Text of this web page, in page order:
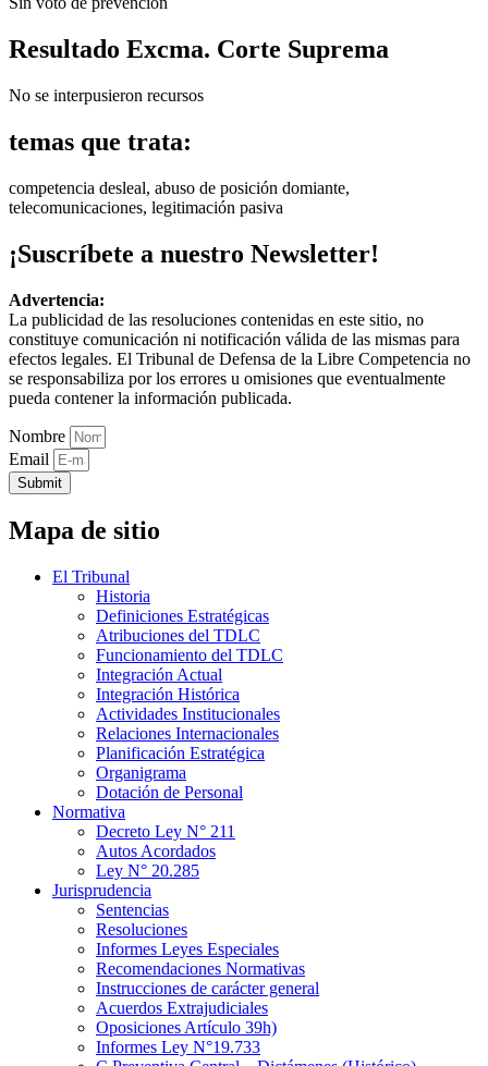
Resultado Excma. Corte Suprema
No se interpusieron recursos
temas que trata:
competencia desleal, abuso de posición domiante,
telecomunicaciones, legitimación pasiva
¡Suscríbete a nuestro Newsletter!
Advertencia:
La publicidad de las resoluciones contenidas en este sitio, no
constituye comunicación ni notificación válida de las mismas para
efectos legales. El Tribunal de Defensa de la Libre Competencia no
se responsabiliza por los errores u omisiones que eventualmente
pueda contener la información publicada.
Nombre
Email
Submit
Mapa de sitio
El Tribunal
Historia
Definiciones Estratégicas
Atribuciones del TDLC
Funcionamiento del TDLC
Integración Actual
Integración Histórica
Actividades Institucionales
Relaciones Internacionales
Planificación Estratégica
Organigrama
Dotación de Personal
Normativa
Decreto Ley N° 211
Autos Acordados
Ley N° 20.285
Jurisprudencia
Sentencias
Resoluciones
Informes Leyes Especiales
Recomendaciones Normativas
Instrucciones de carácter general
Acuerdos Extrajudiciales
Oposiciones Artículo 39h)
Informes Ley N°19.733